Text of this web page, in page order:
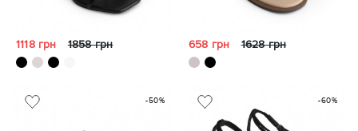
1118 грн 1858 грн 658 грн 1628 грн
-50% -60%